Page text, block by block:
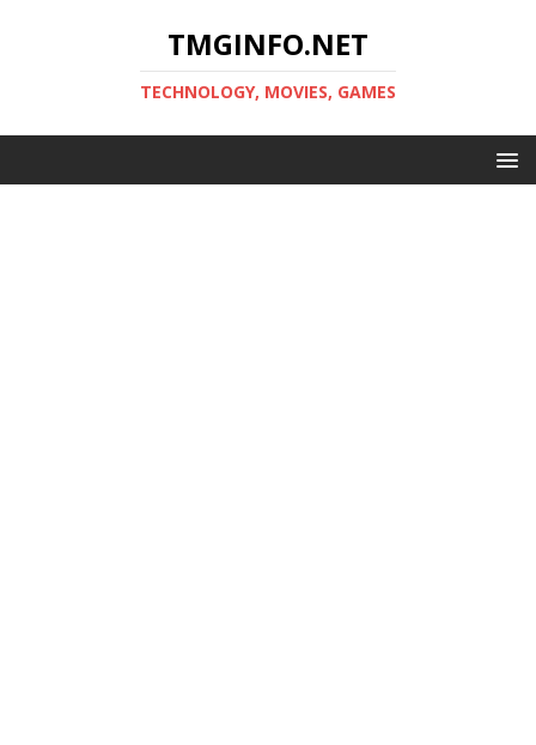
TMGINFO.NET
ТECHNOLOGY, MOVIES, GAMES